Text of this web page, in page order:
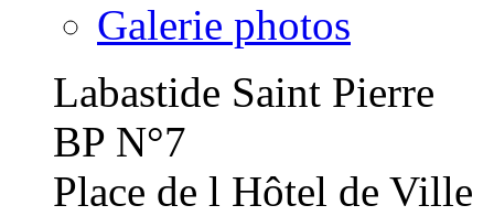
Galerie photos
Labastide Saint Pierre
BP N°7
Place de l Hôtel de Ville